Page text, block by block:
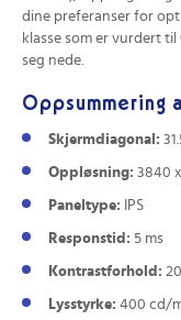
dine preferanser for
klasse som er vurdert til
seg nede.
Oppsummering
Skjermdiagonal:
Oppløsning: 3840
Paneltype: IPS
Responstid: 5 ms
Kontrastforhold:
Lysstyrke: 400 cd/